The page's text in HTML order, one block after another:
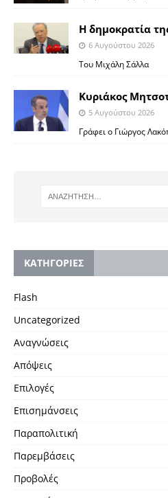
Η δημοκρατία
6 Αυγούστου 2026
Του Μιχάλη Σάλλα
Κυριάκος
5 Αυγούστου 2026
Γράφει ο Γιώργος
KΑΤΗΓΟΡΙΕΣ
Flash
Uncategorized
Αναγνώσεις
Απόψεις
Επιλογές
Επισημάνσεις
Παραπολιτική
Παρεμβάσεις
Προβολές